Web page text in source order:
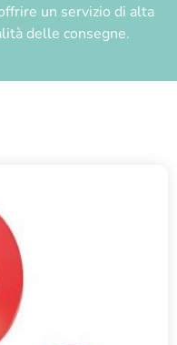
un servizio di alta
delle consegne.